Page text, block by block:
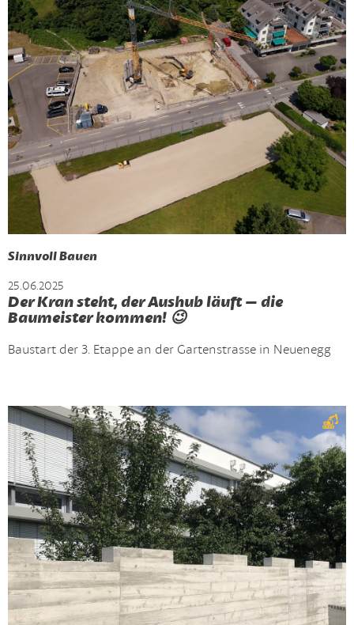
Sinnvoll Bauen
25.06.2025
Der Kran steht, der Aushub läuft – die
Baumeister kommen! 😉
Baustart der 3. Etappe an der Gartenstrasse in Neuenegg